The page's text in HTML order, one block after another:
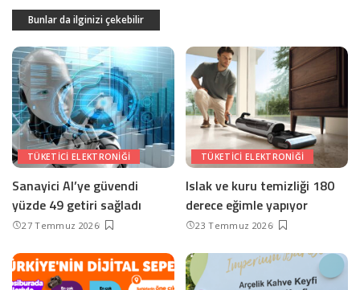
Bunlar da ilginizi çekebilir
TÜKETICI ELEKTRONIĞI
Sanayici AI’ye güvendi
yüzde 49 getiri sağladı
27 Temmuz 2026
TÜKETICI ELEKTRONIĞI
Islak ve kuru temizliği 180
derece eğimle yapıyor
23 Temmuz 2026